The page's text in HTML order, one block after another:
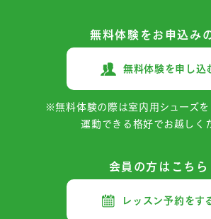
無料体験をお申込み
無料体験を申し込
※無料体験の際は室内用シューズを
運動できる格好でお越しく
会員の方はこちら
レッスン予約をす